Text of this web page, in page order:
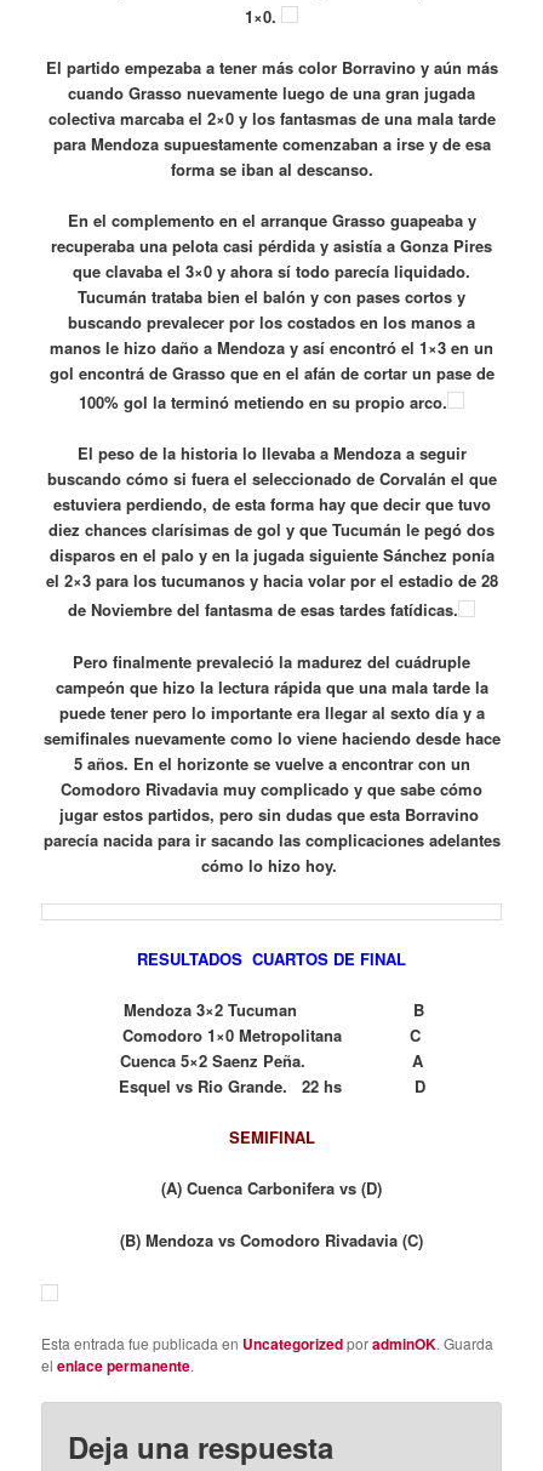
1×0.
El partido empezaba a tener más color Borravino y aún más
cuando Grasso nuevamente luego de una gran jugada
colectiva marcaba el 2×0 y los fantasmas de una mala tarde
para Mendoza supuestamente comenzaban a irse y de esa
forma se iban al descanso.
En el complemento en el arranque Grasso guapeaba y
recuperaba una pelota casi pérdida y asistía a Gonza Pires
que clavaba el 3×0 y ahora sí todo parecía liquidado.
Tucumán trataba bien el balón y con pases cortos y
buscando prevalecer por los costados en los manos a
manos le hizo daño a Mendoza y así encontró el 1×3 en un
gol encontrá de Grasso que en el afán de cortar un pase de
100% gol la terminó metiendo en su propio arco.
El peso de la historia lo llevaba a Mendoza a seguir
buscando cómo si fuera el seleccionado de Corvalán el que
estuviera perdiendo, de esta forma hay que decir que tuvo
diez chances clarísimas de gol y que Tucumán le pegó dos
disparos en el palo y en la jugada siguiente Sánchez ponía
el 2×3 para los tucumanos y hacia volar por el estadio de 28
de Noviembre del fantasma de esas tardes fatídicas.
Pero finalmente prevaleció la madurez del cuádruple
campeón que hizo la lectura rápida que una mala tarde la
puede tener pero lo importante era llegar al sexto día y a
semifinales nuevamente como lo viene haciendo desde hace
5 años. En el horizonte se vuelve a encontrar con un
Comodoro Rivadavia muy complicado y que sabe cómo
jugar estos partidos, pero sin dudas que esta Borravino
parecía nacida para ir sacando las complicaciones adelantes
cómo lo hizo hoy.
RESULTADOS CUARTOS DE FINAL
Mendoza 3×2 Tucuman B
Comodoro 1×0 Metropolitana C
Cuenca 5×2 Saenz Peña. A
Esquel vs Rio Grande. 22 hs D
SEMIFINAL
(A) Cuenca Carbonifera vs (D)
(B) Mendoza vs Comodoro Rivadavia (C)
Esta entrada fue publicada en UncategorizedporadminOK. Guarda
elenlace permanente.
Deja una respuesta